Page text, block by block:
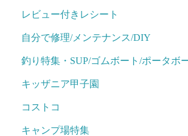
レビュー付きレシート
自分で修理/メンテナンス/DIY
釣り特集・SUP/ゴムボート/ポータボ
キッザニア甲子園
コストコ
キャンプ場特集